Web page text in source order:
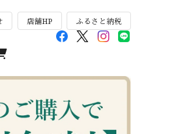
店舗HP ふるさと納税